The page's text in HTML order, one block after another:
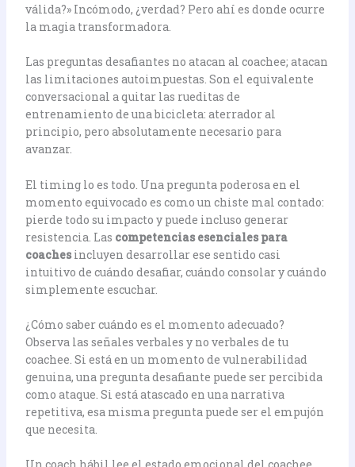
válida?» Incómodo, ¿verdad? Pero ahí es donde ocurre
la magia transformadora.
Las preguntas desafiantes no atacan al coachee; atacan
las limitaciones autoimpuestas. Son el equivalente
conversacional a quitar las rueditas de
entrenamiento de una bicicleta: aterrador al
principio, pero absolutamente necesario para
avanzar.
El timing lo es todo. Una pregunta poderosa en el
momento equivocado es como un chiste mal contado:
pierde todo su impacto y puede incluso generar
resistencia. Las competencias esenciales para
coachesincluyen desarrollar ese sentido casi
intuitivo de cuándo desafiar, cuándo consolar y cuándo
simplemente escuchar.
¿Cómo saber cuándo es el momento adecuado?
Observa las señales verbales y no verbales de tu
coachee. Si está en un momento de vulnerabilidad
genuina, una pregunta desafiante puede ser percibida
como ataque. Si está atascado en una narrativa
repetitiva, esa misma pregunta puede ser el empujón
que necesita.